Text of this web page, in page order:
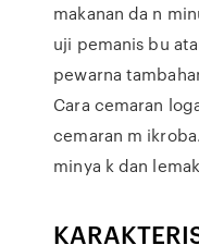
makanan da n
uji pemanis bu
pewarna
Cara cemaran
cemaran m
minya k dan